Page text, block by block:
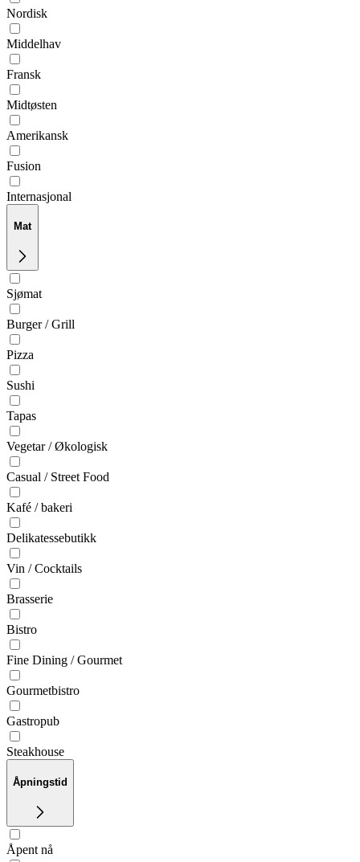
Nordisk
Middelhav
Fransk
Midtøsten
Amerikansk
Fusion
Internasjonal
Mat
Sjømat
Burger / Grill
Pizza
Sushi
Tapas
Vegetar / Økologisk
Casual / Street Food
Kafé / bakeri
Delikatessebutikk
Vin / Cocktails
Brasserie
Bistro
Fine Dining / Gourmet
Gourmetbistro
Gastropub
Steakhouse
Åpningstid
Åpent nå